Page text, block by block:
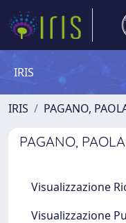
IRIS
IRIS PAGANO,
PAGANO, PAOLA
Visualizzazione
Visualizzazione